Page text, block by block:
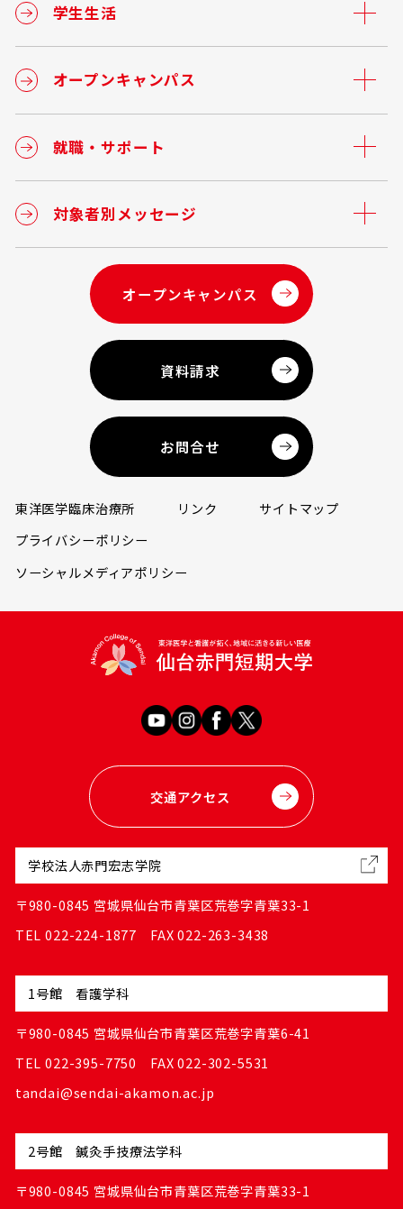
学生生活
オープンキャンパス
就職・サポート
対象者別メッセージ
オープンキャンパス
資料請求
お問合せ
東洋医学臨床治療所 リンク
サイトマップ
プライバシーポリシー
ソーシャルメディアポリシー
交通アクセス
学校法人赤門宏志学院
〒980-0845 宮城県仙台市青葉区荒巻字青葉33-1
TEL 022-224-1877 FAX 022-263-3438
1号館 看護学科
〒980-0845 宮城県仙台市青葉区荒巻字青葉6-41
TEL 022-395-7750 FAX 022-302-5531
tandai@sendai-akamon.ac.jp
2号館 鍼灸手技療法学科
〒980-0845 宮城県仙台市青葉区荒巻字青葉33-1